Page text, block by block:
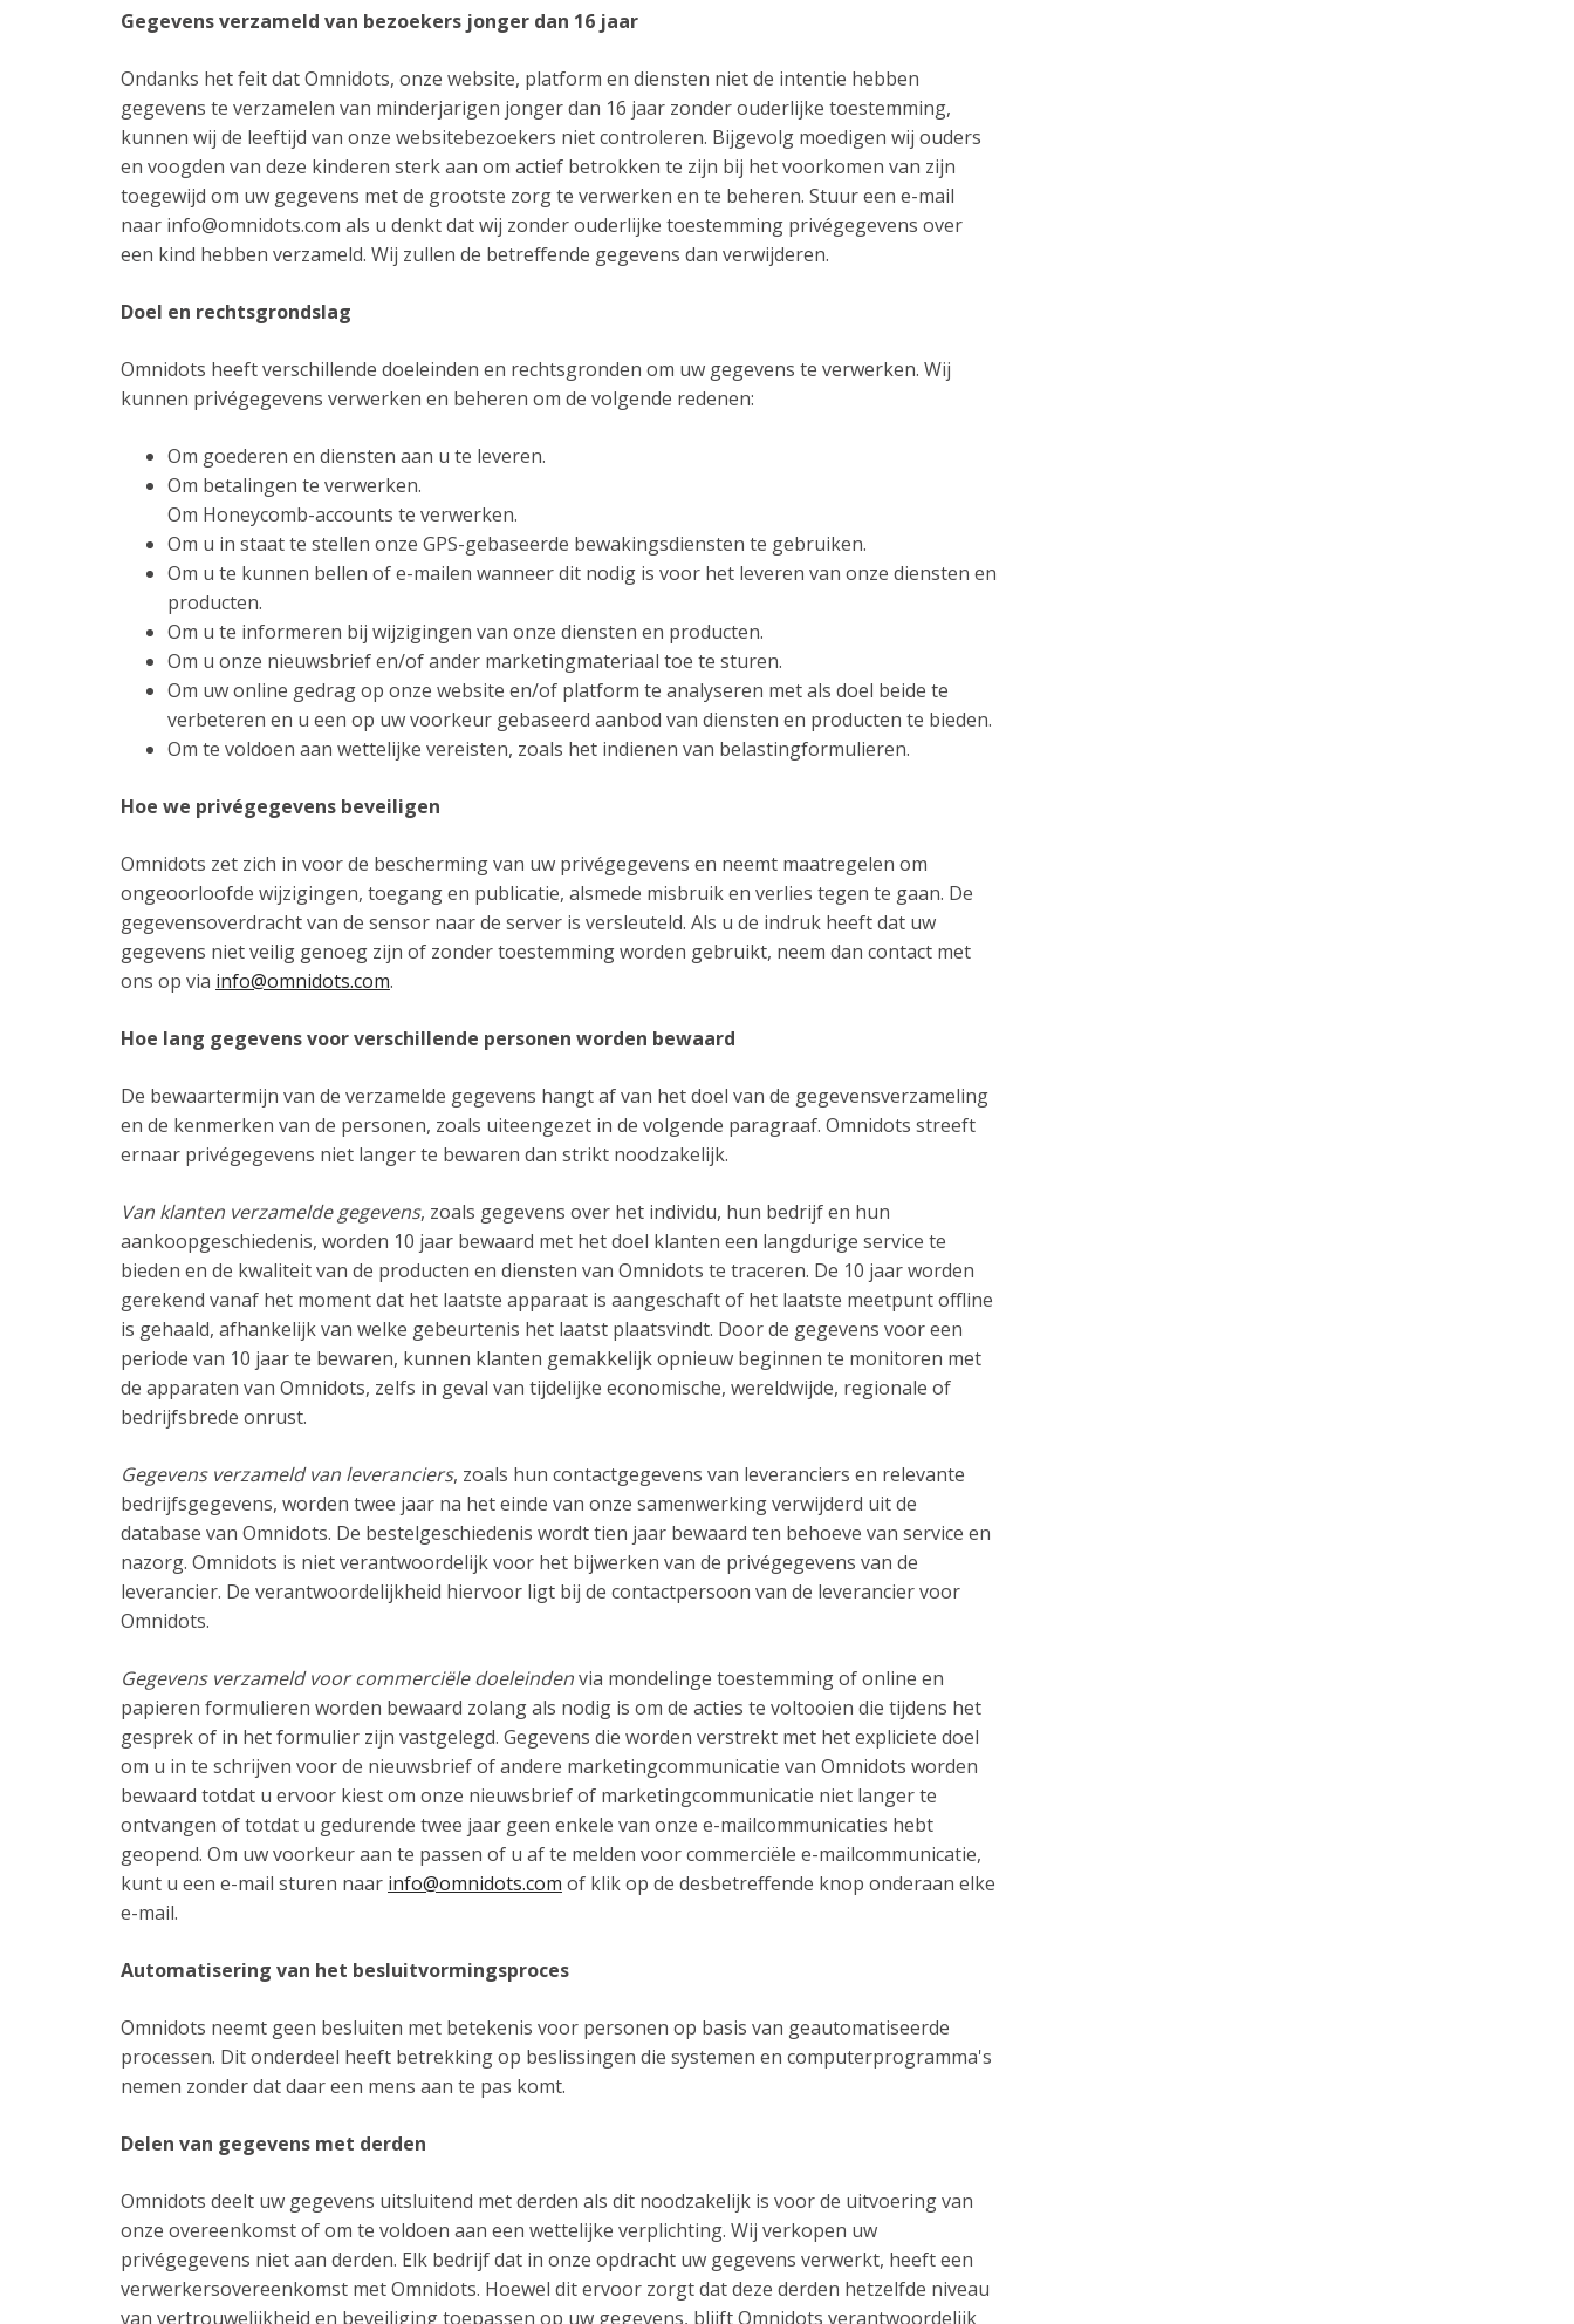
Gegevens verzameld van bezoekers jonger dan 16 jaar
Ondanks het feit dat Omnidots, onze website, platform en diensten niet de intentie hebben
gegevens te verzamelen van minderjarigen jonger dan 16 jaar zonder ouderlijke toestemming,
kunnen wij de leeftijd van onze websitebezoekers niet controleren. Bijgevolg moedigen wij ouders
en voogden van deze kinderen sterk aan om actief betrokken te zijn bij het voorkomen van zijn
toegewijd om uw gegevens met de grootste zorg te verwerken en te beheren. Stuur een e-mail
naar info@omnidots.com als u denkt dat wij zonder ouderlijke toestemming privégegevens over
een kind hebben verzameld. Wij zullen de betreffende gegevens dan verwijderen.
Doel en rechtsgrondslag
Omnidots heeft verschillende doeleinden en rechtsgronden om uw gegevens te verwerken. Wij
kunnen privégegevens verwerken en beheren om de volgende redenen:
Om goederen en diensten aan u te leveren.
Om betalingen te verwerken.
Om Honeycomb-accounts te verwerken.
Om u in staat te stellen onze GPS-gebaseerde bewakingsdiensten te gebruiken.
Om u te kunnen bellen of e-mailen wanneer dit nodig is voor het leveren van onze diensten en
producten.
Om u te informeren bij wijzigingen van onze diensten en producten.
Om u onze nieuwsbrief en/of ander marketingmateriaal toe te sturen.
Om uw online gedrag op onze website en/of platform te analyseren met als doel beide te
verbeteren en u een op uw voorkeur gebaseerd aanbod van diensten en producten te bieden.
Om te voldoen aan wettelijke vereisten, zoals het indienen van belastingformulieren.
Hoe we privégegevens beveiligen
Omnidots zet zich in voor de bescherming van uw privégegevens en neemt maatregelen om
ongeoorloofde wijzigingen, toegang en publicatie, alsmede misbruik en verlies tegen te gaan. De
gegevensoverdracht van de sensor naar de server is versleuteld. Als u de indruk heeft dat uw
gegevens niet veilig genoeg zijn of zonder toestemming worden gebruikt, neem dan contact met
ons op via info@omnidots.com.
Hoe lang gegevens voor verschillende personen worden bewaard
De bewaartermijn van de verzamelde gegevens hangt af van het doel van de gegevensverzameling
en de kenmerken van de personen, zoals uiteengezet in de volgende paragraaf. Omnidots streeft
ernaar privégegevens niet langer te bewaren dan strikt noodzakelijk.
Van klanten verzamelde gegevens, zoals gegevens over het individu, hun bedrijf en hun
aankoopgeschiedenis, worden 10 jaar bewaard met het doel klanten een langdurige service te
bieden en de kwaliteit van de producten en diensten van Omnidots te traceren. De 10 jaar worden
gerekend vanaf het moment dat het laatste apparaat is aangeschaft of het laatste meetpunt offline
is gehaald, afhankelijk van welke gebeurtenis het laatst plaatsvindt. Door de gegevens voor een
periode van 10 jaar te bewaren, kunnen klanten gemakkelijk opnieuw beginnen te monitoren met
de apparaten van Omnidots, zelfs in geval van tijdelijke economische, wereldwijde, regionale of
bedrijfsbrede onrust.
Gegevens verzameld van leveranciers, zoals hun contactgegevens van leveranciers en relevante
bedrijfsgegevens, worden twee jaar na het einde van onze samenwerking verwijderd uit de
database van Omnidots. De bestelgeschiedenis wordt tien jaar bewaard ten behoeve van service en
nazorg. Omnidots is niet verantwoordelijk voor het bijwerken van de privégegevens van de
leverancier. De verantwoordelijkheid hiervoor ligt bij de contactpersoon van de leverancier voor
Omnidots.
Gegevens verzameld voor commerciële doeleindenvia mondelinge toestemming of online en
papieren formulieren worden bewaard zolang als nodig is om de acties te voltooien die tijdens het
gesprek of in het formulier zijn vastgelegd. Gegevens die worden verstrekt met het expliciete doel
om u in te schrijven voor de nieuwsbrief of andere marketingcommunicatie van Omnidots worden
bewaard totdat u ervoor kiest om onze nieuwsbrief of marketingcommunicatie niet langer te
ontvangen of totdat u gedurende twee jaar geen enkele van onze e-mailcommunicaties hebt
geopend. Om uw voorkeur aan te passen of u af te melden voor commerciële e-mailcommunicatie,
kunt u een e-mail sturen naar info@omnidots.com of klik op de desbetreffende knop onderaan elke
e-mail.
Automatisering van het besluitvormingsproces
Omnidots neemt geen besluiten met betekenis voor personen op basis van geautomatiseerde
processen. Dit onderdeel heeft betrekking op beslissingen die systemen en computerprogramma's
nemen zonder dat daar een mens aan te pas komt.
Delen van gegevens met derden
Omnidots deelt uw gegevens uitsluitend met derden als dit noodzakelijk is voor de uitvoering van
onze overeenkomst of om te voldoen aan een wettelijke verplichting. Wij verkopen uw
privégegevens niet aan derden. Elk bedrijf dat in onze opdracht uw gegevens verwerkt, heeft een
verwerkersovereenkomst met Omnidots. Hoewel dit ervoor zorgt dat deze derden hetzelfde niveau
van vertrouwelijkheid en beveiliging toepassen op uw gegevens, blijft Omnidots verantwoordelijk